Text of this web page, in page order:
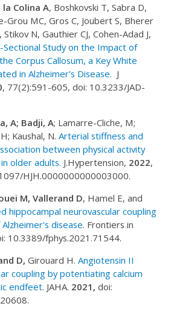
Colina A, Boshkovski T, Sabra D,
Grou MC, Gros C, Joubert S, Bherer
N, Gauthier CJ, Cohen-Adad J,
Sectional Study on the Impact of
Corpus Callosum, a Key White
in Alzheimer's Disease. J
, 77(2):591-605, doi: 10.3233/JAD-
A; Badji, A; Lamarre-Cliche, M;
Kaushal, N.Arterial stiffness and
between physical activity
older adults. J.Hypertension, 2022,
HJH.0000000000003000.
M, Vallerand D, Hamel E, and
hippocampal neurovascular coupling
eimer's disease. Frontiers in
10.3389/fphys.2021.71544.
D, Girouard H.Angiotensin II
coupling by potentiating calcium
endfeet. JAHA. 2021, doi: